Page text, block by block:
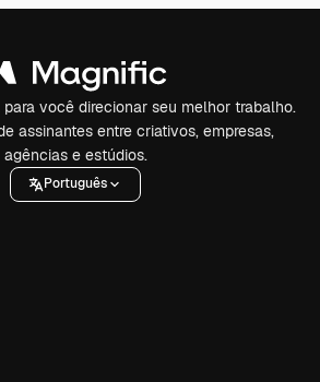
você direcionar seu melhor trabalho.
assinantes entre criativos, empresas,
agências e estúdios.
Português